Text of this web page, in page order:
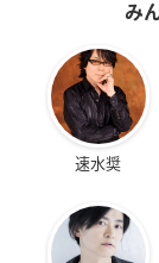
み
速水奨